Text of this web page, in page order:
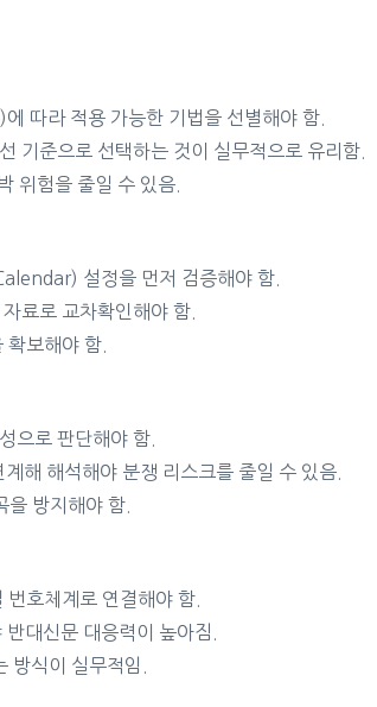
따라 적용 가능한 기법을 선별해야 함.
기준으로 선택하는 것이 실무적으로 유리함.
위험을 줄일 수 있음.
설정을 먼저 검증해야 함.
료로 교차확인해야 함.
보해야 함.
으로 판단해야 함.
해 해석해야 분쟁 리스크를 줄일 수 있음.
방지해야 함.
호체계로 연결해야 함.
대신문 대응력이 높아짐.
방식이 실무적임.